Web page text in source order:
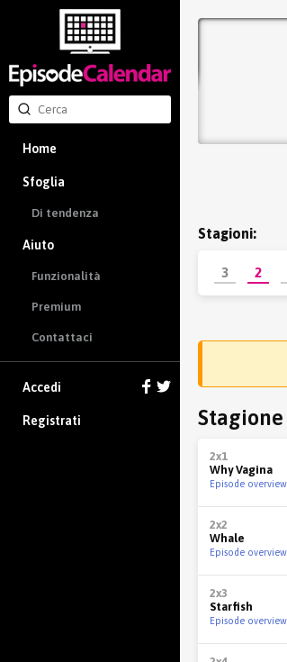
Home
Sfoglia
Di tendenza
Aiuto
Funzionalità
Premium
Contattaci
Accedi
Registrati
Stagioni:
3 2
Stagione
2x1
Why Vagina
Episode overview
2x2
Whale
Episode overview
2x3
Starfish
Episode overview